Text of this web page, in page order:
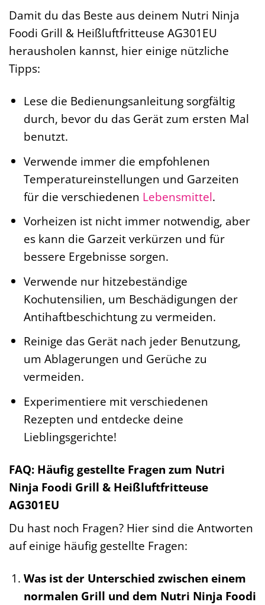
Damit du das Beste aus deinem Nutri Ninja
Foodi Grill & Heißluftfritteuse AG301EU
herausholen kannst, hier einige nützliche
Tipps:
Lese die Bedienungsanleitung sorgfältig
durch, bevor du das Gerät zum ersten Mal
benutzt.
Verwende immer die empfohlenen
Temperatureinstellungen und Garzeiten
für die verschiedenen Lebensmittel.
Vorheizen ist nicht immer notwendig, aber
es kann die Garzeit verkürzen und für
bessere Ergebnisse sorgen.
Verwende nur hitzebeständige
Kochutensilien, um Beschädigungen der
Antihaftbeschichtung zu vermeiden.
Reinige das Gerät nach jeder Benutzung,
um Ablagerungen und Gerüche zu
vermeiden.
Experimentiere mit verschiedenen
Rezepten und entdecke deine
Lieblingsgerichte!
FAQ: Häufig gestellte Fragen zum Nutri
Ninja Foodi Grill & Heißluftfritteuse
AG301EU
Du hast noch Fragen? Hier sind die Antworten
auf einige häufig gestellte Fragen:
Was ist der Unterschied zwischen einem
normalen Grill und dem Nutri Ninja Foodi